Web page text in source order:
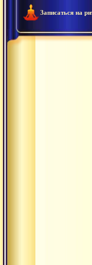
Записаться на